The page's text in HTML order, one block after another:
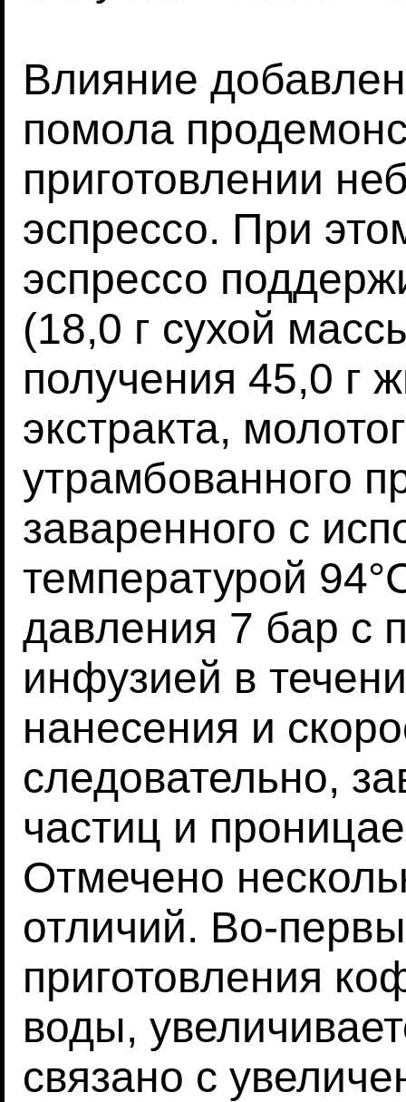
Влияние
помола
приготовлении
эспрессо. При
эспрессо
(18,0 г сухой
получения 45,0 г
экстракта,
утрамбованного
заваренного с
температурой
давления 7 бар с
инфузией в
нанесения и
следовательно,
частиц и
Отмечено
отличий. Во-
приготовления
воды,
связано с